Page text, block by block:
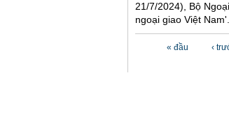
21/7/2024), Bộ
ngoại giao Việt Nam'.
« đầu ‹